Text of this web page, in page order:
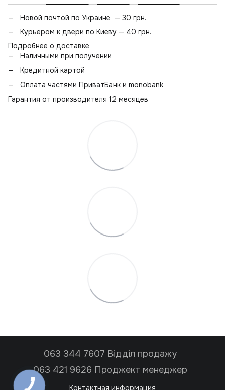
Новой почтой по Украине — 30 грн.
Курьером к двери по Киеву — 40 грн.
Подробнее о доставке
Наличными при получении
Кредитной картой
Оплата частями ПриватБанк и monobank
Гарантия от производителя 12 месяцев
063 344 7607 Відділ продажу
063 421 9626 Проджект менеджер
Контактная информация